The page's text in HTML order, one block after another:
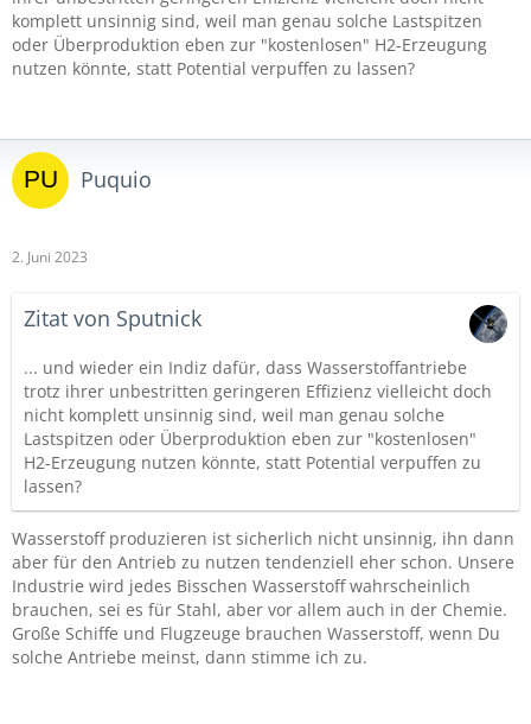
komplett unsinnig sind, weil man genau solche Lastspitzen
oder Überproduktion eben zur "kostenlosen" H2-Erzeugung
nutzen könnte, statt Potential verpuffen zu lassen?
Puquio
2. Juni 2023
Zitat von Sputnick
... und wieder ein Indiz dafür, dass Wasserstoffantriebe
trotz ihrer unbestritten geringeren Effizienz vielleicht doch
nicht komplett unsinnig sind, weil man genau solche
Lastspitzen oder Überproduktion eben zur "kostenlosen"
H2-Erzeugung nutzen könnte, statt Potential verpuffen zu
lassen?
Wasserstoff produzieren ist sicherlich nicht unsinnig, ihn dann
aber für den Antrieb zu nutzen tendenziell eher schon. Unsere
Industrie wird jedes Bisschen Wasserstoff wahrscheinlich
brauchen, sei es für Stahl, aber vor allem auch in der Chemie.
Große Schiffe und Flugzeuge brauchen Wasserstoff, wenn Du
solche Antriebe meinst, dann stimme ich zu.